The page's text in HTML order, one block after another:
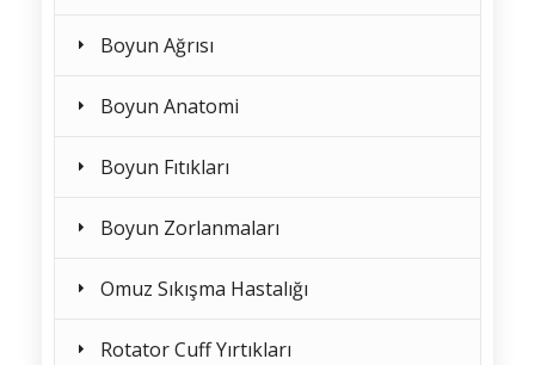
Boyun Ağrısı
Boyun Anatomi
Boyun Fıtıkları
Boyun Zorlanmaları
Omuz Sıkışma Hastalığı
Rotator Cuff Yırtıkları